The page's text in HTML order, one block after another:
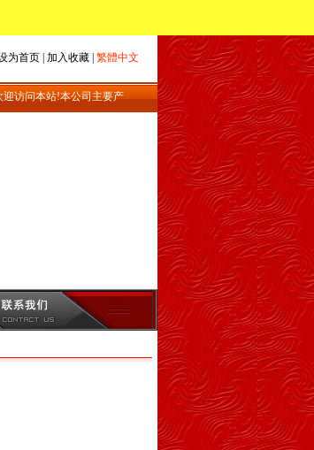
为首页| 加入收藏| 繁體中文
访问本站!本公司主要产品：地磅_上海地磅_地磅维修